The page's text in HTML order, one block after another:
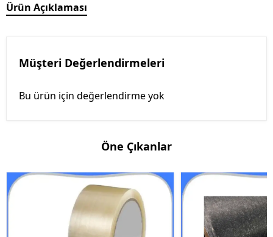
Ürün Açıklaması
Müşteri Değerlendirmeleri
Bu ürün için değerlendirme yok
Öne Çıkanlar